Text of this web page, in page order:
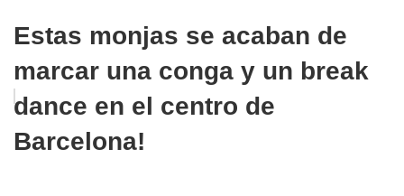
Estas monjas se acaban de
marcar una conga y un break
dance en el centro de
Barcelona!